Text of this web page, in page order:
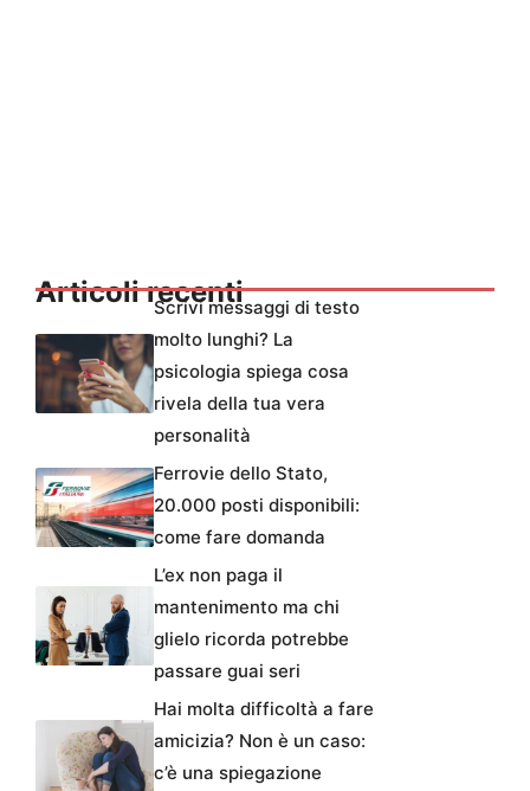
Articoli recentiScrivi messaggi di testo
molto lunghi? La
psicologia spiega cosa
rivela della tua vera
personalità
Ferrovie dello Stato,
20.000 posti disponibili:
come fare domanda
L’ex non paga il
mantenimento ma chi
glielo ricorda potrebbe
passare guai seri
Hai molta difficoltà a fare
amicizia? Non è un caso:
c’è una spiegazione